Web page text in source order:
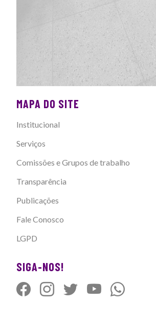
MAPA DO SITE
Institucional
Serviços
Comissões e Grupos de trabalho
Transparência
Publicações
Fale Conosco
LGPD
SIGA-NOS!